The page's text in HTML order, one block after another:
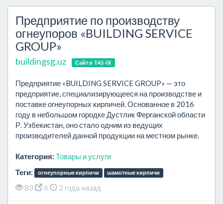
Предприятие по производству
огнеупоров «BUILDING SERVICE
GROUP»
buildingsg.uz Сайт в TAS-IX
Предприятие «BUILDING SERVICE GROUP» — это
предприятие, специализирующееся на производстве и
поставке огнеупорных кирпичей. Основанное в 2016
году в небольшом городке Дустлик Ферганской области
Р. Узбекистан, оно стало одним из ведущих
производителей данной продукции на местном рынке.
Категория: Товары и услуги
Теги:
огнеупорные кирпичи шамотные кирпичи
83 6 2 года назад